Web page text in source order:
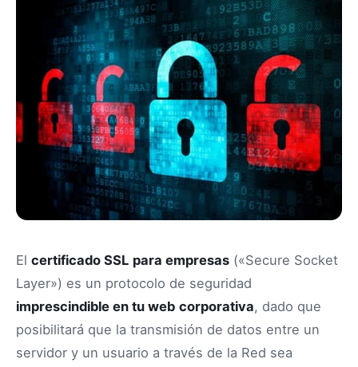
El certificado SSL para empresas («Secure Socket
Layer») es un protocolo de seguridad
imprescindible en tu web corporativa, dado que
posibilitará que la transmisión de datos entre un
servidor y un usuario a través de la Red sea